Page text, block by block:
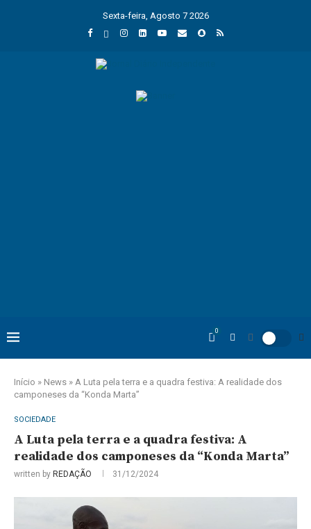
Sexta-feira, Agosto 7 2026
0
Início » News » A Luta pela terra e a quadra festiva: A realidade dos
camponeses da “Konda Marta”
SOCIEDADE
A Luta pela terra e a quadra festiva: A
realidade dos camponeses da “Konda Marta”
written by REDAÇÃO 31/12/2024